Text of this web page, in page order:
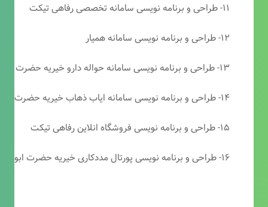
۱۱- طراحی و برنامه نویسی سامانه تخصصی رفاهی تیکت
۱۲- طراحی و برنامه نویسی سامانه همیار
۱۳- طراحی و برنامه نویسی سامانه حواله دارو خیریه حضرت ابوالفضل (ع)
۱۴- طراحی و برنامه نویسی سامانه ایاب ذهاب خیریه حضرت ابوالفضل (ع)
۱۵- طراحی و برنامه نویسی فروشگاه انلاین رفاهی تیکت
۱۶- طراحی و برنامه نویسی پورتال مددکاری خیریه حضرت ابوالفضل (ع)